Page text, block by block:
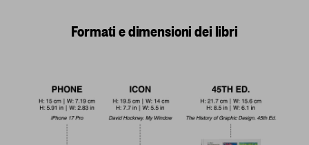
Formati e dimensioni dei libri